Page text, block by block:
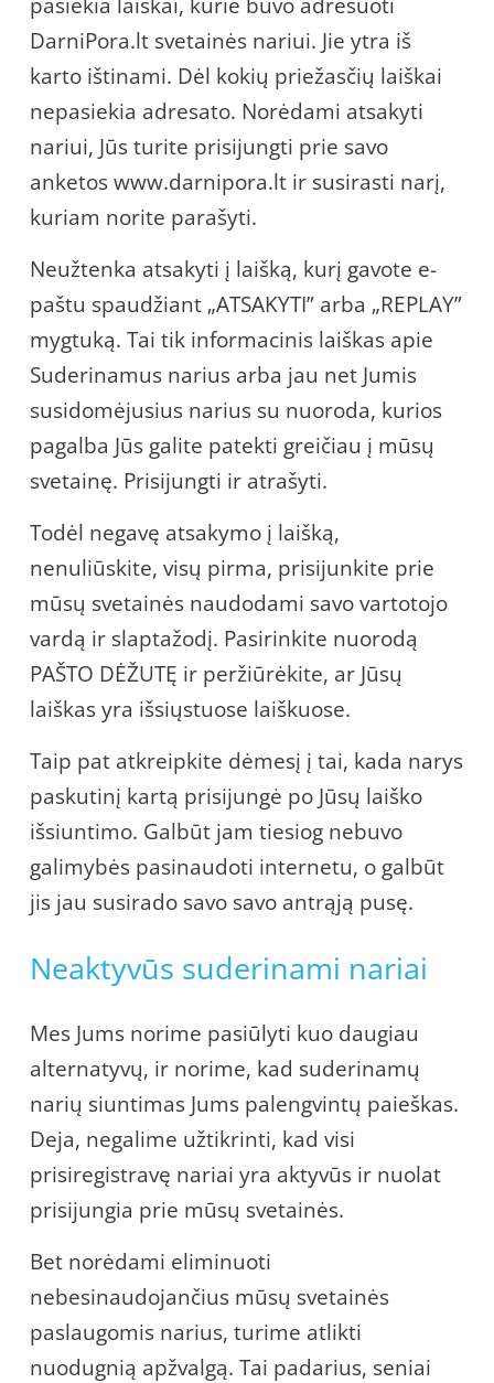
DarniPora.lt svetainės nariui. Jie ytra iš
karto ištinami. Dėl kokių priežasčių laiškai
nepasiekia adresato. Norėdami atsakyti
nariui, Jūs turite prisijungti prie savo
anketos www.darnipora.lt ir susirasti narį,
kuriam norite parašyti.
Neužtenka atsakyti į laišką, kurį gavote e-
paštu spaudžiant „ATSAKYTI” arba „REPLAY”
mygtuką. Tai tik informacinis laiškas apie
Suderinamus narius arba jau net Jumis
susidomėjusius narius su nuoroda, kurios
pagalba Jūs galite patekti greičiau į mūsų
svetainę. Prisijungti ir atrašyti.
Todėl negavę atsakymo į laišką,
nenuliūskite, visų pirma, prisijunkite prie
mūsų svetainės naudodami savo vartotojo
vardą ir slaptažodį. Pasirinkite nuorodą
PAŠTO DĖŽUTĘ ir peržiūrėkite, ar Jūsų
laiškas yra išsiųstuose laiškuose.
Taip pat atkreipkite dėmesį į tai, kada narys
paskutinį kartą prisijungė po Jūsų laiško
išsiuntimo. Galbūt jam tiesiog nebuvo
galimybės pasinaudoti internetu, o galbūt
jis jau susirado savo savo antrąją pusę.
Neaktyvūs suderinami nariai
Mes Jums norime pasiūlyti kuo daugiau
alternatyvų, ir norime, kad suderinamų
narių siuntimas Jums palengvintų paieškas.
Deja, negalime užtikrinti, kad visi
prisiregistravę nariai yra aktyvūs ir nuolat
prisijungia prie mūsų svetainės.
Bet norėdami eliminuoti
nebesinaudojančius mūsų svetainės
paslaugomis narius, turime atlikti
nuodugnią apžvalgą. Tai padarius, seniai